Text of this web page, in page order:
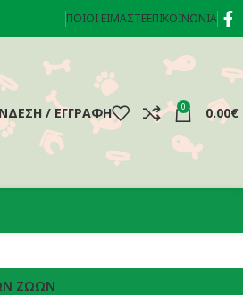
ΠΟΙΟΊ ΕΊΜΑΣΤΕΕΠΙΚΟΙΝΩΝΊΑ
/ ΕΓΓΡΑΦΉ 0 0.00€
ΖΏΩΝ